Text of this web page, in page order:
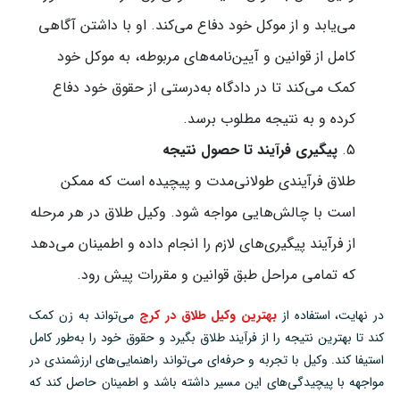
می‌یابد و از موکل خود دفاع می‌کند. او با داشتن آگاهی
کامل از قوانین و آیین‌نامه‌های مربوطه، به موکل خود
کمک می‌کند تا در دادگاه به‌درستی از حقوق خود دفاع
کرده و به نتیجه مطلوب برسد.
پیگیری فرآیند تا حصول نتیجه
طلاق فرآیندی طولانی‌مدت و پیچیده است که ممکن
است با چالش‌هایی مواجه شود. وکیل طلاق در هر مرحله
از فرآیند پیگیری‌های لازم را انجام داده و اطمینان می‌دهد
که تمامی مراحل طبق قوانین و مقررات پیش رود.
در نهایت، استفاده از بهترین وکیل طلاق در کرج می‌تواند به زن کمک
کند تا بهترین نتیجه را از فرآیند طلاق بگیرد و حقوق خود را به‌طور کامل
استیفا کند. وکیل با تجربه و حرفه‌ای می‌تواند راهنمایی‌های ارزشمندی در
مواجهه با پیچیدگی‌های این مسیر داشته باشد و اطمینان حاصل کند که